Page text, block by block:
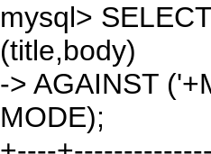
mysql>
(title,body)
-> AGAINST ('
MODE);